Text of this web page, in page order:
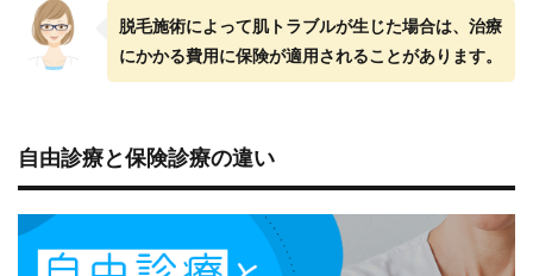
医療
脱毛
が保
険診
理由
ケー
でチ
脱毛施術によって肌トラブルが生じた場合は、治療
にかかる費用に保険が適用されることがあります。
自由診療と保険診療の違い